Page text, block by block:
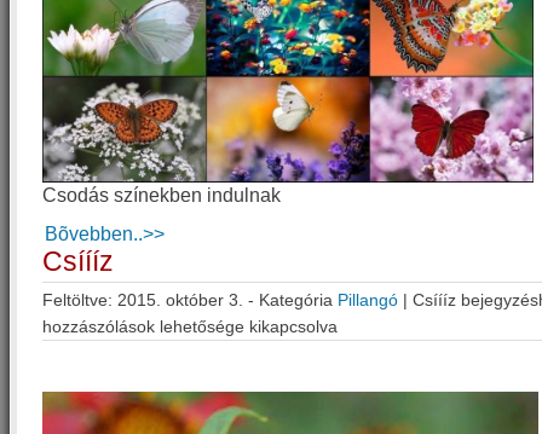
Csodás színekben indulnak
Bõvebben..>>
Csíííz
Feltöltve: 2015. október 3. - Kategória Pillangó | Csíííz
hozzászólások lehetősége kikapcsolva